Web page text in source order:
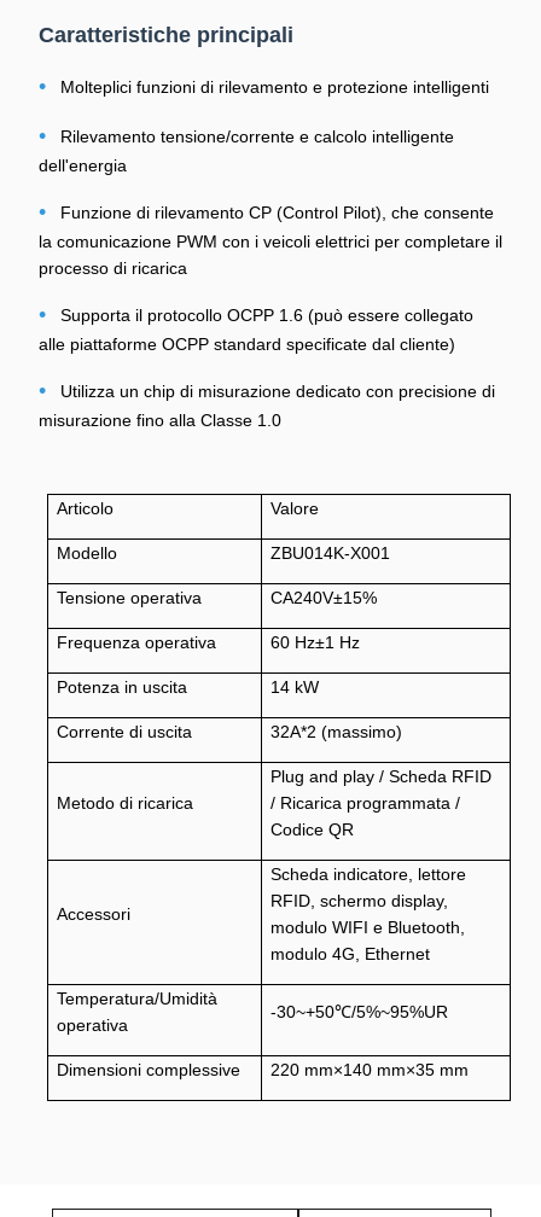
Caratteristiche principali
• Molteplici funzioni di rilevamento e protezione intelligenti
•
Rilevamento tensione/corrente e calcolo intelligente
dell'energia
•
Funzione di rilevamento CP (Control Pilot), che consente
la comunicazione PWM con i veicoli elettrici per completare il
processo di ricarica
•
Supporta il protocollo OCPP 1.6 (può essere collegato
alle piattaforme OCPP standard specificate dal cliente)
•
Utilizza un chip di misurazione dedicato con precisione di
misurazione fino alla Classe 1.0
Articolo Valore
Modello ZBU014K-X001
Tensione operativa CA240V±15%
Frequenza operativa 60 Hz±1 Hz
Potenza in uscita 14 kW
Corrente di uscita 32A*2 (massimo)
Metodo di ricarica
Plug and play / Scheda RFID
/ Ricarica programmata /
Codice QR
Accessori
Scheda indicatore, lettore
RFID, schermo display,
modulo WIFI e Bluetooth,
modulo 4G, Ethernet
Temperatura/Umidità
operativa
-30~+50℃/5%~95%UR
Dimensioni complessive 220 mm×140 mm×35 mm